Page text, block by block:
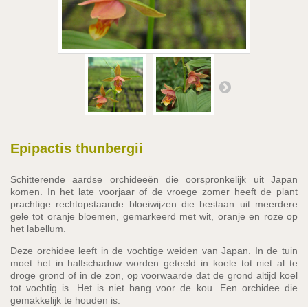
Epipactis thunbergii
Schitterende aardse orchideeën die oorspronkelijk uit Japan
komen. In het late voorjaar of de vroege zomer heeft de plant
prachtige rechtopstaande bloeiwijzen die bestaan uit meerdere
gele tot oranje bloemen, gemarkeerd met wit, oranje en roze op
het labellum.
Deze orchidee leeft in de vochtige weiden van Japan. In de tuin
moet het in halfschaduw worden geteeld in koele tot niet al te
droge grond of in de zon, op voorwaarde dat de grond altijd koel
tot vochtig is. Het is niet bang voor de kou. Een orchidee die
gemakkelijk te houden is.